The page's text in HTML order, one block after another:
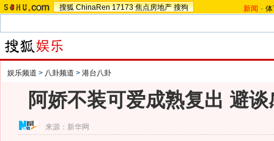
搜狐 ChinaRen 17173 焦点房地产 搜狗 新闻 -
娱乐频道 > 八卦频道 > 港台八卦
阿娇不装可爱成熟复出 避
来源： 新华网